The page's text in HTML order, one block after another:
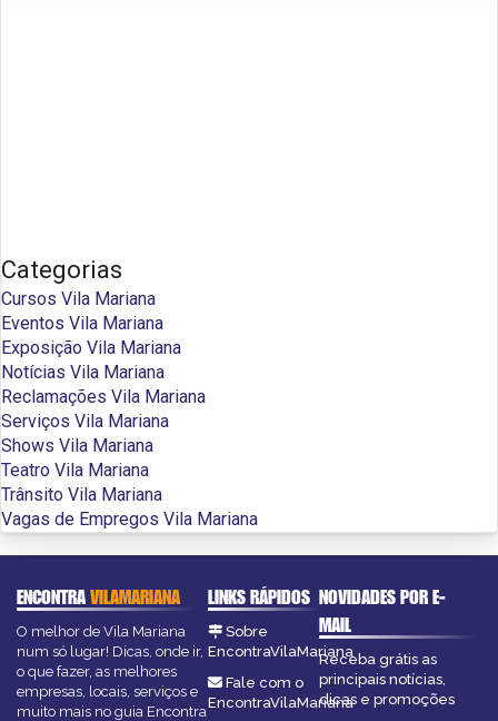
Categorias
Cursos Vila Mariana
Eventos Vila Mariana
Exposição Vila Mariana
Notícias Vila Mariana
Reclamações Vila Mariana
Serviços Vila Mariana
Shows Vila Mariana
Teatro Vila Mariana
Trânsito Vila Mariana
Vagas de Empregos Vila Mariana
ENCONTRAVILAMARIANA
O melhor de Vila Mariana
num só lugar! Dicas, onde ir,
o que fazer, as melhores
empresas, locais, serviços e
muito mais no guia Encontra
LINKS RÁPIDOS
Sobre
EncontraVilaMariana
Fale com o
EncontraVilaMariana
NOVIDADES POR E-
MAIL
Receba grátis as
principais notícias,
dicas e promoções